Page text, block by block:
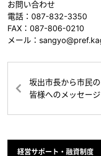
お問い合わせ
電話：087-832-3350
FAX：087-806-0210
メール：
坂出市長から市民の
皆様へのメッセージ
経営サポート・融資制度